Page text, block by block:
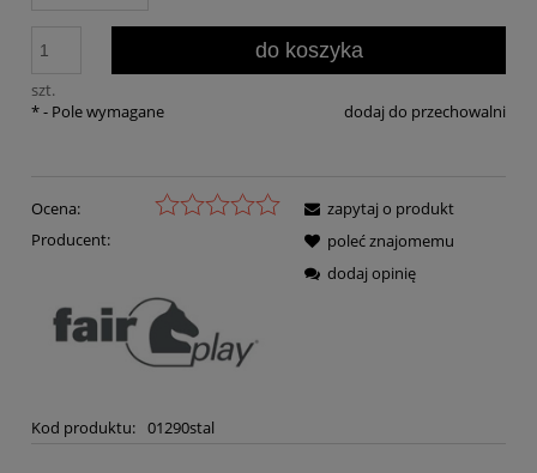
szt.
do koszyka
dodaj do przechowalni
*- Pole wymagane
Ocena:
Producent:
Kod produktu: 01290stal
zapytaj o produkt
poleć znajomemu
dodaj opinię